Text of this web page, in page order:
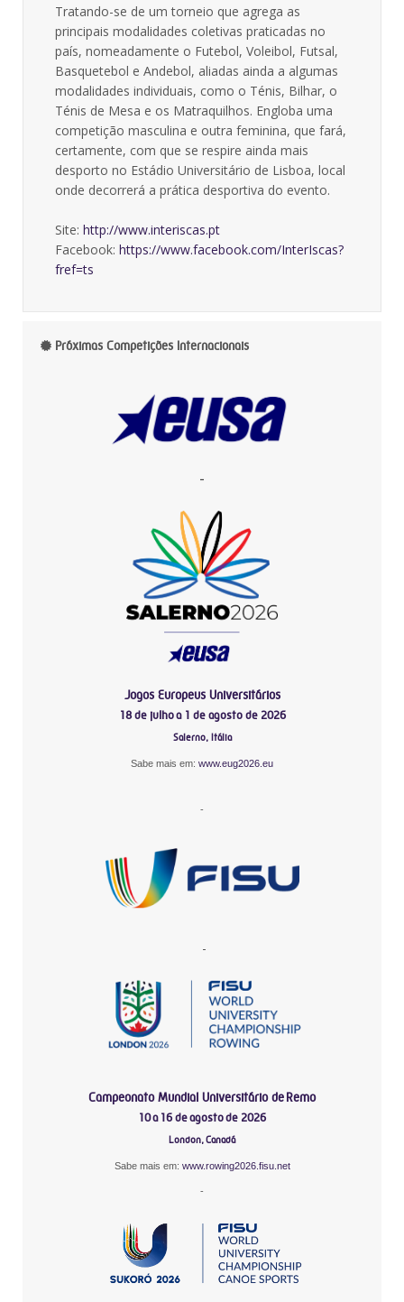
Tratando-se de um torneio que agrega as
principais modalidades coletivas praticadas no
país, nomeadamente o Futebol, Voleibol, Futsal,
Basquetebol e Andebol, aliadas ainda a algumas
modalidades individuais, como o Ténis, Bilhar, o
Ténis de Mesa e os Matraquilhos. Engloba uma
competição masculina e outra feminina, que fará,
certamente, com que se respire ainda mais
desporto no Estádio Universitário de Lisboa, local
onde decorrerá a prática desportiva do evento.
Site: http://www.interiscas.pt
Facebook: https://www.facebook.com/InterIscas?
fref=ts
Próximas Competições Internacionais
-
Jogos Europeus Universitários
18 de julho a 1 de agosto de 2026
Salerno, Itália
Sabe mais em: www.eug2026.eu
-
-
Campeonato Mundial Universitário de Remo
10 a 16 de agosto de 2026
London, Canadá
Sabe mais em: www.rowing2026.fisu.net
-